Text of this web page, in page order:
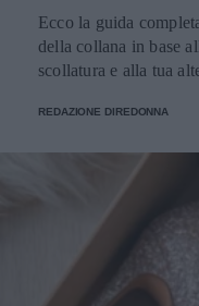
Ecco la guida
della collana in base
scollatura e alla tua
REDAZIONE DIREDONNA